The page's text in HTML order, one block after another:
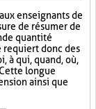
enseignants de
de résumer de
quantité
requiert donc des
à qui, quand, où,
longue
ainsi que